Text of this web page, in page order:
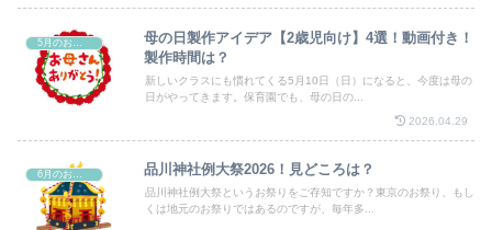
5月のお祭り
母の日製作アイデア【2歳児向け】4選！動画付き！
製作時間は？
新しいクラスにも慣れてくる5月10日（日）になると、今度は母の
日がやってきます。保育園でも、母の日の...
2026.04.29
6月のお祭り 品川神社例大祭2026！見どころは？
品川神社例大祭というお祭りをご存知ですか？東京のお祭り、もし
くは地元のお祭りではあるのですが、毎年多...